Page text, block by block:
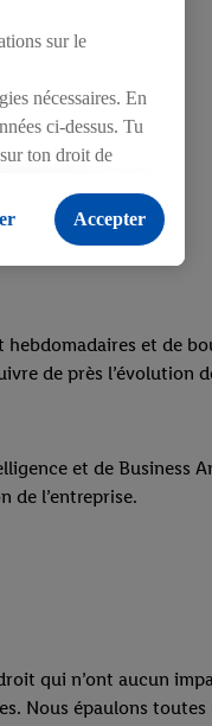
et de
de près l’évolution
et de Business
de l’entreprise.
qui n’ont aucun
Nous épaulons toutes
sur le
nécessaires. En
ci-dessus. Tu
ton droit de
Accepter